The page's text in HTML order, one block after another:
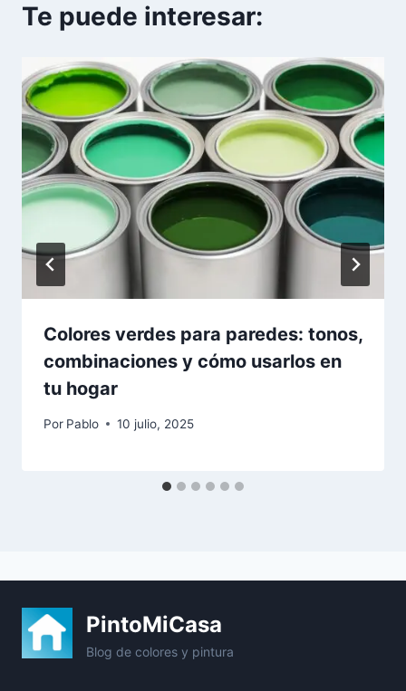
Te puede interesar:
Colores verdes para paredes: tonos,
combinaciones y cómo usarlos en
tu hogar
Por Pablo 10 julio, 2025
PintoMiCasa
Blog de colores y pintura